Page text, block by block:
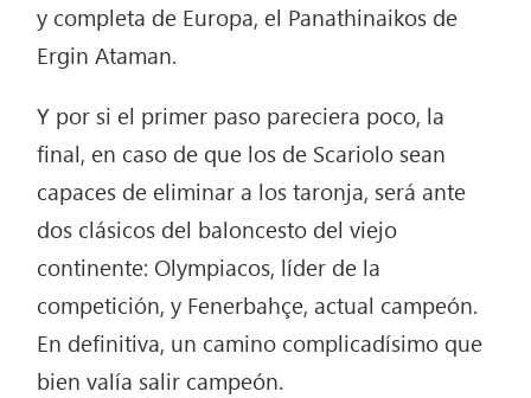
y completa de Europa, el Panathinaikos de
Ergin Ataman.
Y por si el primer paso pareciera poco, la
final, en caso de que los de Scariolo sean
capaces de eliminar a los taronja, será ante
dos clásicos del baloncesto del viejo
continente: Olympiacos, líder de la
competición, y Fenerbahçe, actual campeón.
En definitiva, un camino complicadísimo que
bien valía salir campeón.